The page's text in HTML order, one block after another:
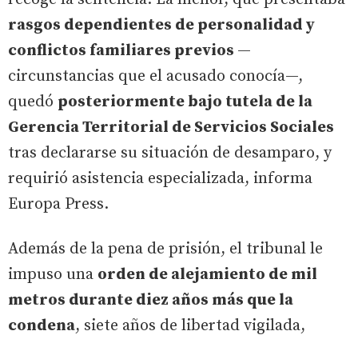
rasgos dependientes de personalidad y
conflictos familiares previos —
circunstancias que el acusado conocía—,
quedó posteriormente bajo tutela de la
Gerencia Territorial de Servicios Sociales
tras declararse su situación de desamparo, y
requirió asistencia especializada, informa
Europa Press.
Además de la pena de prisión, el tribunal le
impuso una orden de alejamiento de mil
metros durante diez años más que la
condena, siete años de libertad vigilada,